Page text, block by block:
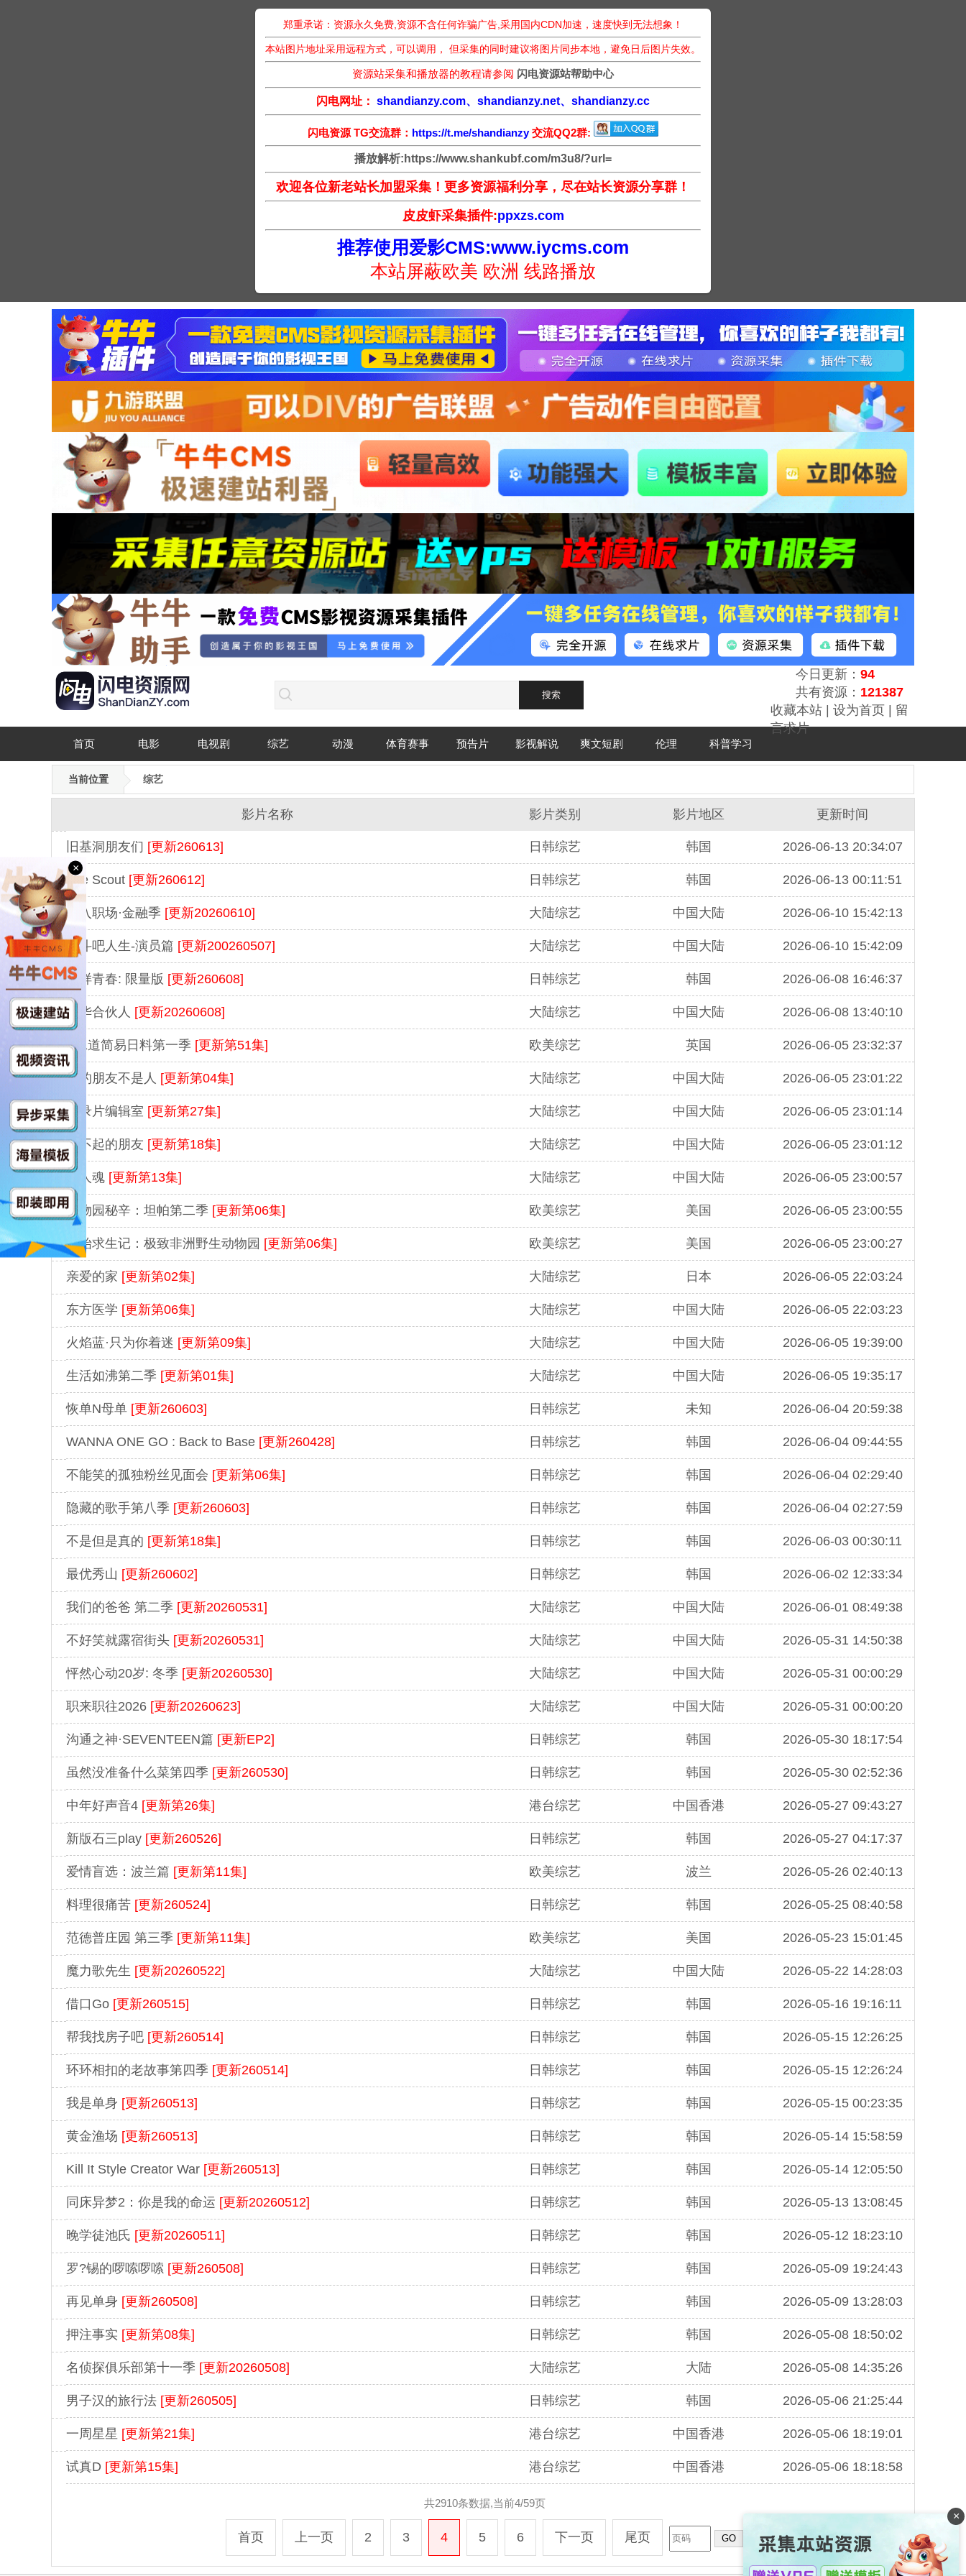
郑重承诺：资源永久免费,资源不含任何诈骗广告,采用国内CDN加速，速度快到无法想象！
本站图片地址采用远程方式，可以调用， 但采集的同时建议将图片同步本地，避免日后图片失效。
资源站采集和播放器的教程请参阅 闪电资源站帮助中心
闪电网址： shandianzy.com、shandianzy.net、shandianzy.cc
闪电资源 TG交流群： https://t.me/shandianzy交流QQ2群:
播放解析:https://www.shankubf.com/m3u8/?url=
欢迎各位新老站长加盟采集！更多资源福利分享，尽在站长资源分享群！
皮皮虾采集插件:ppxzs.com
推荐使用爱影CMS:www.iycms.com
本站屏蔽欧美 欧洲 线路播放
今日更新： 94
共有资源： 121387
收藏本站
设为首页
留
言求片
首页 电影 电视剧 综艺 动漫 体育赛事 预告片 影视解说 爽文短剧 伦理 科普学习
当前位置 综艺
影片名称 影片类别 影片地区 更新时间
旧基洞朋友们 [更新260613] 日韩综艺 韩国 2026-06-13 20:34:07
The Scout [更新260612] 日韩综艺 韩国 2026-06-13 00:11:51
初入职场·金融季 [更新20260610] 大陆综艺 中国大陆 2026-06-10 15:42:13
奋斗吧人生-演员篇 [更新200260507] 大陆综艺 中国大陆 2026-06-10 15:42:09
花样青春: 限量版 [更新260608] 日韩综艺 韩国 2026-06-08 16:46:37
风华合伙人 [更新20260608] 大陆综艺 中国大陆 2026-06-08 13:40:10
101道简易日料第一季 [更新第51集] 欧美综艺 英国 2026-06-05 23:32:37
我的朋友不是人 [更新第04集] 大陆综艺 中国大陆 2026-06-05 23:01:22
纪录片编辑室 [更新第27集] 大陆综艺 中国大陆 2026-06-05 23:01:14
了不起的朋友 [更新第18集] 大陆综艺 中国大陆 2026-06-05 23:01:12
职人魂 [更新第13集] 大陆综艺 中国大陆 2026-06-05 23:00:57
动物园秘辛：坦帕第二季 [更新第06集] 欧美综艺 美国 2026-06-05 23:00:55
原始求生记：极致非洲野生动物园 [更新第06集] 欧美综艺 美国 2026-06-05 23:00:27
亲爱的家 [更新第02集] 大陆综艺 日本 2026-06-05 22:03:24
东方医学 [更新第06集] 大陆综艺 中国大陆 2026-06-05 22:03:23
火焰蓝·只为你着迷 [更新第09集] 大陆综艺 中国大陆 2026-06-05 19:39:00
生活如沸第二季 [更新第01集] 大陆综艺 中国大陆 2026-06-05 19:35:17
恢单N母单 [更新260603] 日韩综艺 未知 2026-06-04 20:59:38
WANNA ONE GO : Back to Base [更新260428] 日韩综艺 韩国 2026-06-04 09:44:55
不能笑的孤独粉丝见面会 [更新第06集] 日韩综艺 韩国 2026-06-04 02:29:40
隐藏的歌手第八季 [更新260603] 日韩综艺 韩国 2026-06-04 02:27:59
不是但是真的 [更新第18集] 日韩综艺 韩国 2026-06-03 00:30:11
最优秀山 [更新260602] 日韩综艺 韩国 2026-06-02 12:33:34
我们的爸爸 第二季 [更新20260531] 大陆综艺 中国大陆 2026-06-01 08:49:38
不好笑就露宿街头 [更新20260531] 大陆综艺 中国大陆 2026-05-31 14:50:38
怦然心动20岁: 冬季 [更新20260530] 大陆综艺 中国大陆 2026-05-31 00:00:29
职来职往2026 [更新20260623] 大陆综艺 中国大陆 2026-05-31 00:00:20
沟通之神·SEVENTEEN篇 [更新EP2] 日韩综艺 韩国 2026-05-30 18:17:54
虽然没准备什么菜第四季 [更新260530] 日韩综艺 韩国 2026-05-30 02:52:36
中年好声音4 [更新第26集] 港台综艺 中国香港 2026-05-27 09:43:27
新版石三play [更新260526] 日韩综艺 韩国 2026-05-27 04:17:37
爱情盲选：波兰篇 [更新第11集] 欧美综艺 波兰 2026-05-26 02:40:13
料理很痛苦 [更新260524] 日韩综艺 韩国 2026-05-25 08:40:58
范德普庄园 第三季 [更新第11集] 欧美综艺 美国 2026-05-23 15:01:45
魔力歌先生 [更新20260522] 大陆综艺 中国大陆 2026-05-22 14:28:03
借口Go [更新260515] 日韩综艺 韩国 2026-05-16 19:16:11
帮我找房子吧 [更新260514] 日韩综艺 韩国 2026-05-15 12:26:25
环环相扣的老故事第四季 [更新260514] 日韩综艺 韩国 2026-05-15 12:26:24
我是单身 [更新260513] 日韩综艺 韩国 2026-05-15 00:23:35
黄金渔场 [更新260513] 日韩综艺 韩国 2026-05-14 15:58:59
Kill It Style Creator War [更新260513] 日韩综艺 韩国 2026-05-14 12:05:50
同床异梦2：你是我的命运 [更新20260512] 日韩综艺 韩国 2026-05-13 13:08:45
晚学徒池氏 [更新20260511] 日韩综艺 韩国 2026-05-12 18:23:10
罗?锡的啰嗦啰嗦 [更新260508] 日韩综艺 韩国 2026-05-09 19:24:43
再见单身 [更新260508] 日韩综艺 韩国 2026-05-09 13:28:03
押注事实 [更新第08集] 日韩综艺 韩国 2026-05-08 18:50:02
名侦探俱乐部第十一季 [更新20260508] 大陆综艺 大陆 2026-05-08 14:35:26
男子汉的旅行法 [更新260505] 日韩综艺 韩国 2026-05-06 21:25:44
一周星星 [更新第21集] 港台综艺 中国香港 2026-05-06 18:19:01
试真D [更新第15集] 港台综艺 中国香港 2026-05-06 18:18:58
共2910条数据,当前4/59页
首页 上一页 2 3 4 5 6 下一页 尾页 GO
×
×